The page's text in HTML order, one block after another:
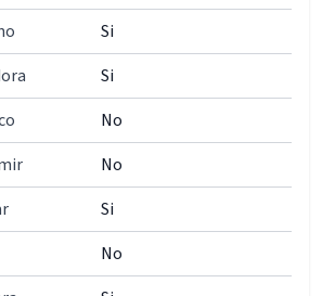
Si
Si
No
No
Si
No